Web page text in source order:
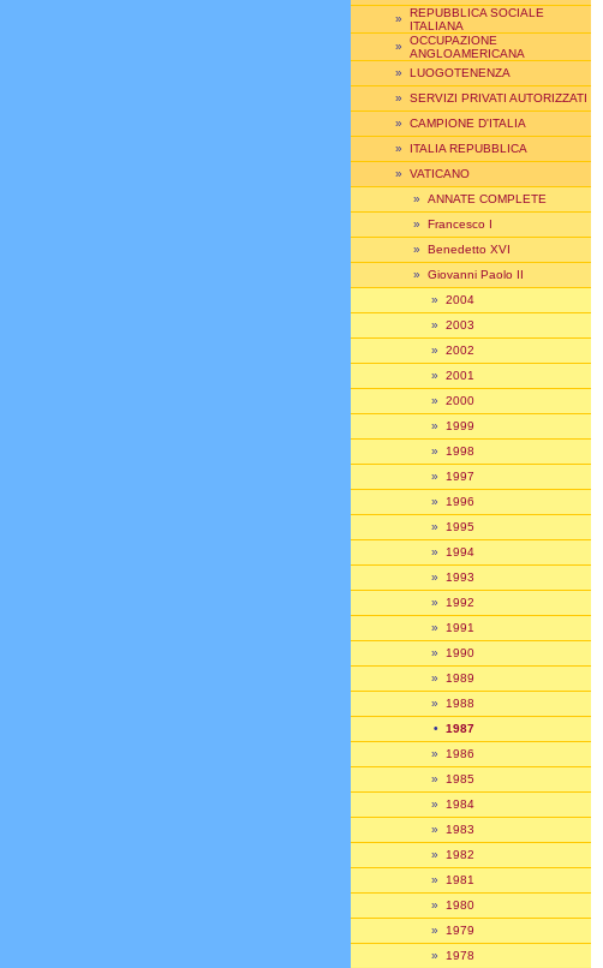
» REPUBBLICA SOCIALE
ITALIANA
» OCCUPAZIONE
ANGLOAMERICANA
» LUOGOTENENZA
» SERVIZI PRIVATI AUTORIZZATI
» CAMPIONE D'ITALIA
» ITALIA REPUBBLICA
» VATICANO
» ANNATE COMPLETE
» Francesco I
» Benedetto XVI
» Giovanni Paolo II
» 2004
» 2003
» 2002
» 2001
» 2000
» 1999
» 1998
» 1997
» 1996
» 1995
» 1994
» 1993
» 1992
» 1991
» 1990
» 1989
» 1988
• 1987
» 1986
» 1985
» 1984
» 1983
» 1982
» 1981
» 1980
» 1979
» 1978